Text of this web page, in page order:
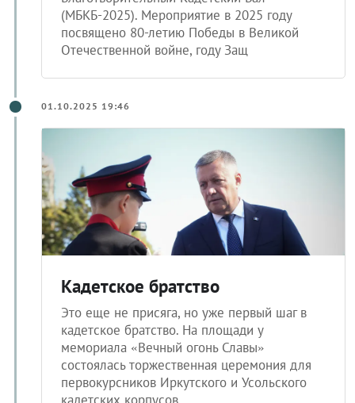
(МБКБ-2025). Мероприятие в 2025 году
посвящено 80-летию Победы в Великой
Отечественной войне, году Защ
01.10.2025 19:46
Кадетское братство
Это еще не присяга, но уже первый шаг в
кадетское братство. На площади у
мемориала «Вечный огонь Славы»
состоялась торжественная церемония для
первокурсников Иркутского и Усольского
кадетских корпусов